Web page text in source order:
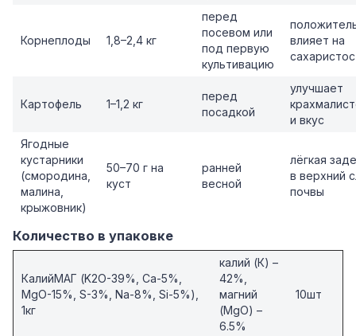
Корнеплоды 1,8–2,4 кг
перед
посевом или
под первую
культивацию
влияет на
Картофель 1–1,2 кг
перед
посадкой
улучшает
и вкус
Ягодные
кустарники
(смородина,
малина,
крыжовник)
50–70 г на
куст
ранней
весной
лёгкая
в верхний
почвы
Количество в упаковке
КалийМАГ (K2O-39%, Ca-5%,
MgO-15%, S-3%, Na-8%, Si-5%),
1кг
калий (К) –
42%,
магний
(MgO) –
6.5%
10шт